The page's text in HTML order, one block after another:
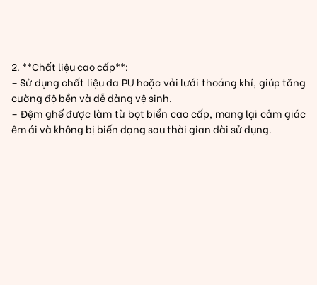
2. **Chất liệu cao cấp**:
– Sử dụng chất liệu da PU hoặc vải lưới thoáng khí, giúp tăng
cường độ bền và dễ dàng vệ sinh.
– Đệm ghế được làm từ bọt biển cao cấp, mang lại cảm giác
êm ái và không bị biến dạng sau thời gian dài sử dụng.